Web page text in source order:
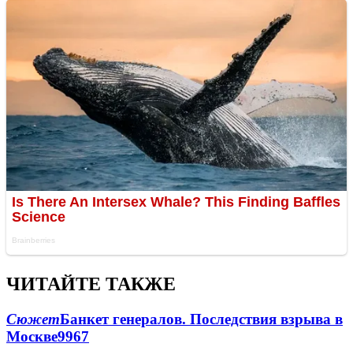
ЧИТАЙТЕ ТАКЖЕ
СюжетБанкет генералов. Последствия взрыва в
Москве9967